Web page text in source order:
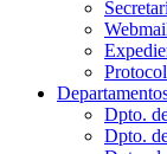
Dpto.
Dpto.